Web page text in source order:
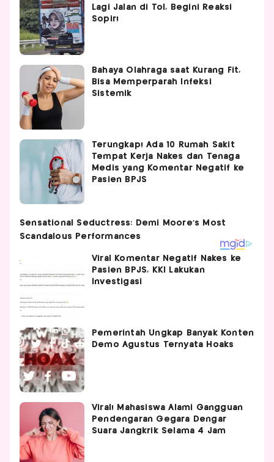
Lagi Jalan di Tol, Begini Reaksi
Sopir!
Bahaya Olahraga saat Kurang Fit,
Bisa Memperparah Infeksi
Sistemik
Terungkap! Ada 10 Rumah Sakit
Tempat Kerja Nakes dan Tenaga
Medis yang Komentar Negatif ke
Pasien BPJS
Viral Komentar Negatif Nakes ke
Pasien BPJS, KKI Lakukan
Investigasi
Pemerintah Ungkap Banyak Konten
Demo Agustus Ternyata Hoaks
Viral! Mahasiswa Alami Gangguan
Pendengaran Gegara Dengar
Suara Jangkrik Selama 4 Jam